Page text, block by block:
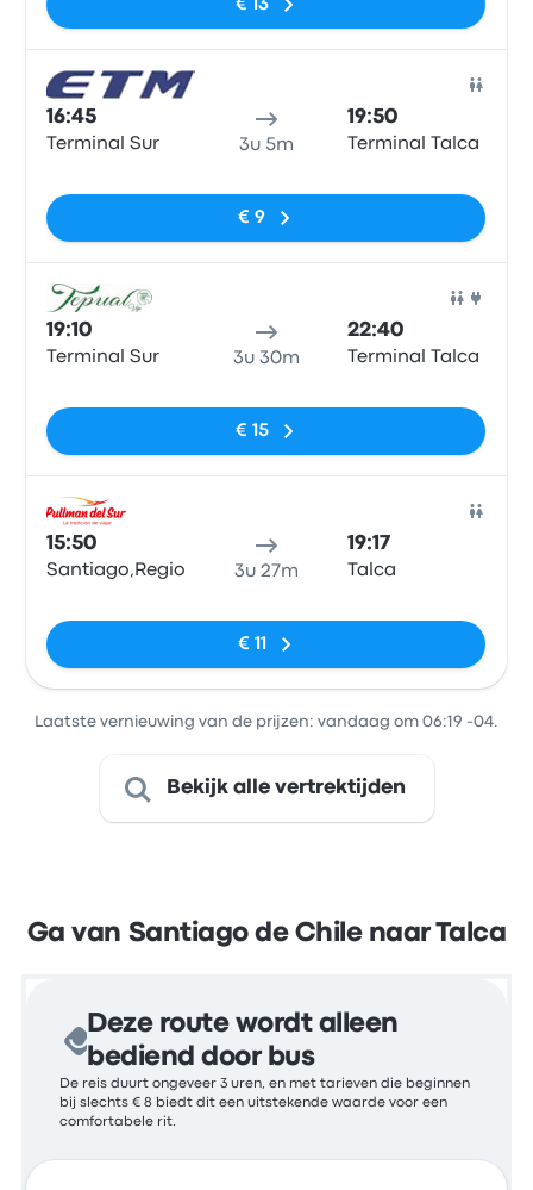
€ 13
16:45
Terminal Sur 3u 5m
19:50
Terminal Talca
€ 9
19:10
Terminal Sur 3u 30m
22:40
Terminal Talca
€ 15
15:50
Santiago,RegionMetropolitana,Chile
3u 27m
19:17
Talca
€ 11
Laatste vernieuwing van de prijzen: vandaag om 06:19 -04.
Bekijk alle vertrektijden
Ga van Santiago de Chile naar Talca
Deze route wordt alleen
bediend door bus
De reis duurt ongeveer 3 uren, en met tarieven die beginnen
bij slechts € 8 biedt dit een uitstekende waarde voor een
comfortabele rit.